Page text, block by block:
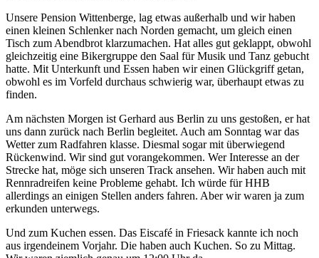
Unsere Pension Wittenberge, lag etwas außerhalb und wir haben
einen kleinen Schlenker nach Norden gemacht, um gleich einen
Tisch zum Abendbrot klarzumachen. Hat alles gut geklappt, obwohl
gleichzeitig eine Bikergruppe den Saal für Musik und Tanz gebucht
hatte. Mit Unterkunft und Essen haben wir einen Glückgriff getan,
obwohl es im Vorfeld durchaus schwierig war, überhaupt etwas zu
finden.
Am nächsten Morgen ist Gerhard aus Berlin zu uns gestoßen, er hat
uns dann zurück nach Berlin begleitet. Auch am Sonntag war das
Wetter zum Radfahren klasse. Diesmal sogar mit überwiegend
Rückenwind. Wir sind gut vorangekommen. Wer Interesse an der
Strecke hat, möge sich unseren Track ansehen. Wir haben auch mit
Rennradreifen keine Probleme gehabt. Ich würde für HHB
allerdings an einigen Stellen anders fahren. Aber wir waren ja zum
erkunden unterwegs.
Und zum Kuchen essen. Das Eiscafé in Friesack kannte ich noch
aus irgendeinem Vorjahr. Die haben auch Kuchen. So zu Mittag.